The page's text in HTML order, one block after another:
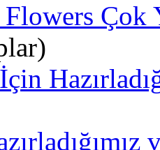
Çok